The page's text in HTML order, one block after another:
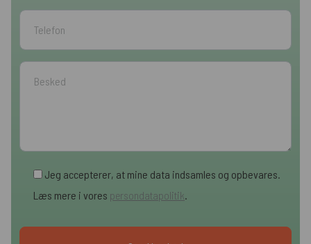
Jeg accepterer, at mine data indsamles og opbevares.
Læs mere i vores persondatapolitik.